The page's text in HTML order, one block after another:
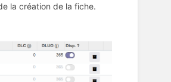
la création de la fiche.